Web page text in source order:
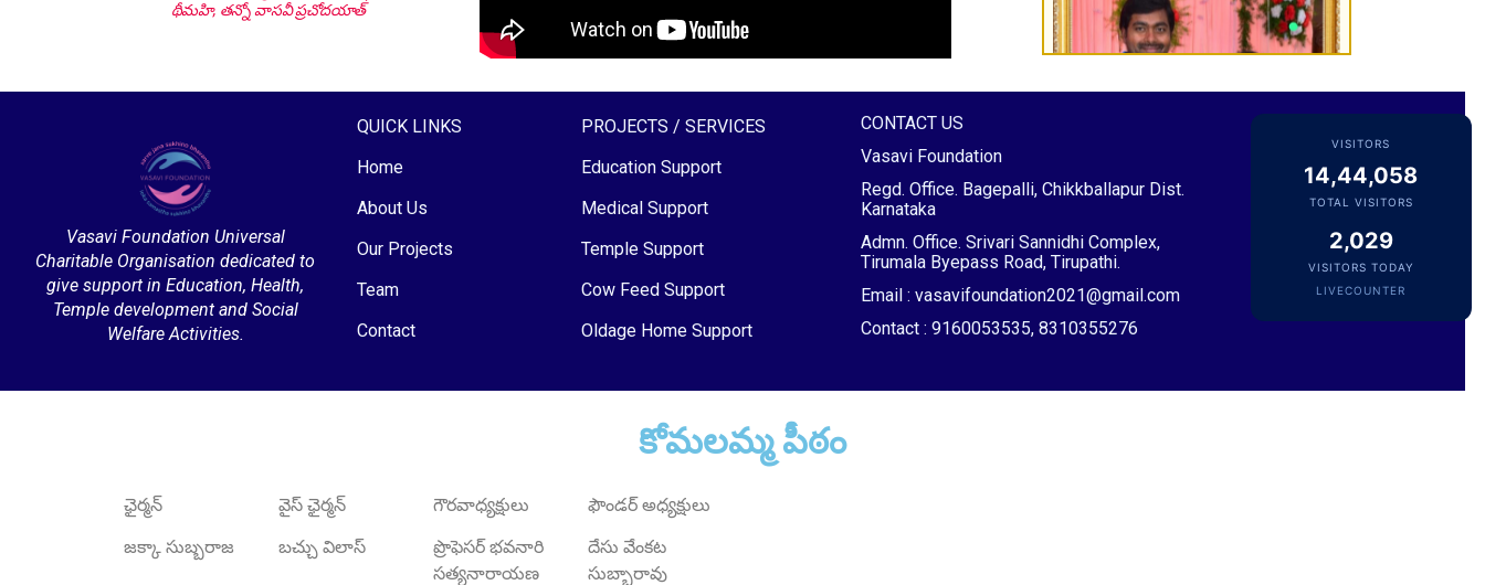
థీమహి, తన్నో వాసవీ ప్రచోదయాత్
Sri Desu Ramesh Babu & Smt. Padmavathi
Vasavi Foundation Universal
Charitable Organisation dedicated to
give support in Education, Health,
Temple development and Social
Welfare Activities.
QUICK LINKS
Home
About Us
Our Projects
Team
Contact
PROJECTS / SERVICES
Education Support
Medical Support
Temple Support
Cow Feed Support
Oldage Home Support
CONTACT US
Vasavi Foundation
Regd. Office. Bagepalli, Chikkballapur Dist.
Karnataka
Admn. Office. Srivari Sannidhi Complex,
Tirumala Byepass Road, Tirupathi.
Email : vasavifoundation2021@gmail.com
Contact : 9160053535, 8310355276
VISITORS
14,44,058
TOTAL VISITORS
2,029
VISITORS TODAY
LIVECOUNTER
కోమలమ్మ పీఠం
ఛైర్మన్
జక్కా సుబ్బరాజ
వైస్ ఛైర్మన్
బచ్చు విలాస్
గౌరవాధ్యక్షులు
ప్రొఫెసర్ భవనారి
సత్యనారాయణ
ఫౌండర్ అధ్యక్షులు
దేసు వేంకట
సుబ్బారావు